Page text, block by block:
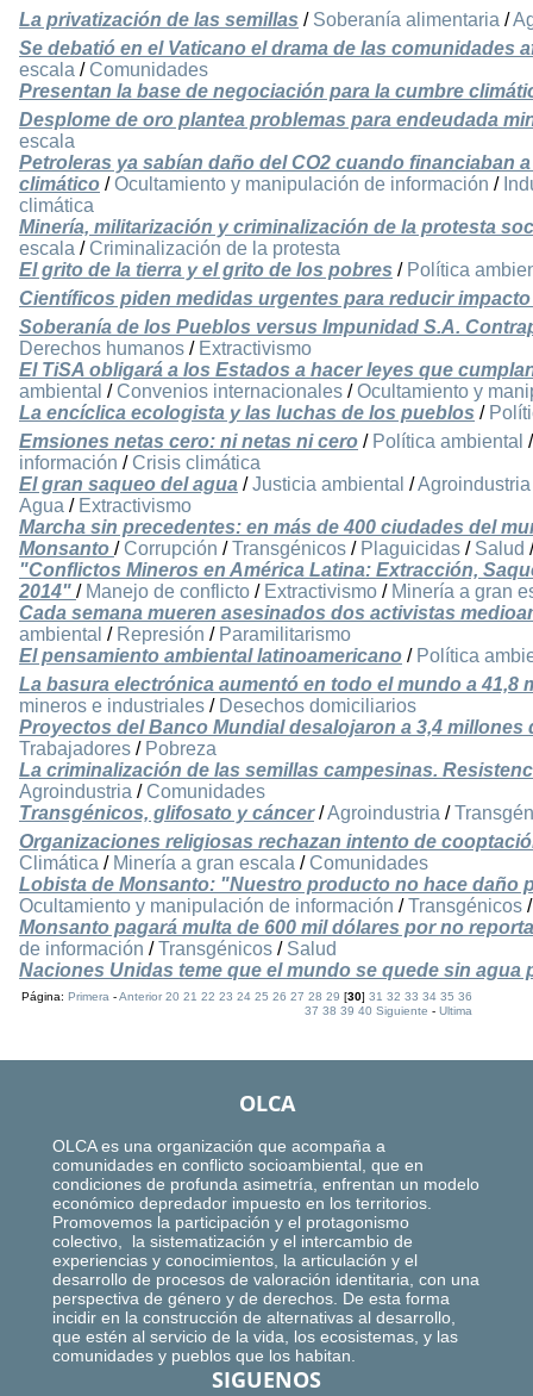
La privatización de las semillas / Soberanía alimentaria /
Se debatió en el Vaticano el drama de las comunidades
escala / Comunidades
Presentan la base de negociación para la cumbre
Desplome de oro plantea problemas para endeudada
escala
Petroleras ya sabían daño del CO2 cuando financiaban
climático /Ocultamiento y manipulación de información /
climática
Minería, militarización y criminalización de la protesta
escala / Criminalización de la protesta
El grito de la tierra y el grito de los pobres / Política
Científicos piden medidas urgentes para reducir
Soberanía de los Pueblos versus Impunidad S.A.
Derechos humanos / Extractivismo
El TiSA obligará a los Estados a hacer leyes que
ambiental / Convenios internacionales /Ocultamiento y
La encíclica ecologista y las luchas de los pueblos /
Emsiones netas cero: ni netas ni cero / Política ambiental
información / Crisis climática
El gran saqueo del agua /Justicia ambiental /Agroindustria
Agua / Extractivismo
Marcha sin precedentes: en más de 400 ciudades del
Monsanto / Corrupción /Transgénicos / Plaguicidas / Salud
"Conflictos Mineros en América Latina: Extracción,
2014" / Manejo de conflicto / Extractivismo / Minería a gran
Cada semana mueren asesinados dos activistas
ambiental / Represión / Paramilitarismo
El pensamiento ambiental latinoamericano / Política
La basura electrónica aumentó en todo el mundo a 41,8
mineros e industriales / Desechos domiciliarios
Proyectos del Banco Mundial desalojaron a 3,4 millones
Trabajadores / Pobreza
La criminalización de las semillas campesinas.
Agroindustria / Comunidades
Transgénicos, glifosato y cáncer/Agroindustria /
Organizaciones religiosas rechazan intento de
Climática / Minería a gran escala / Comunidades
Lobista de Monsanto: "Nuestro producto no hace daño
Ocultamiento y manipulación de información /Transgénicos
Monsanto pagará multa de 600 mil dólares por no
de información /Transgénicos / Salud
Naciones Unidas teme que el mundo se quede sin agua
Página:Primera -Anterior 20 21 22 23 24 25 26 27 28 29 [30]31 32 33 34 35 36
37 38 39 40 Siguiente -Ultima
OLCA
OLCA es una organización que acompaña a
comunidades en conflicto socioambiental, que en
condiciones de profunda asimetría, enfrentan un modelo
económico depredador impuesto en los territorios.
Promovemos la participación y el protagonismo
colectivo, la sistematización y el intercambio de
experiencias y conocimientos, la articulación y el
desarrollo de procesos de valoración identitaria, con una
perspectiva de género y de derechos. De esta forma
incidir en la construcción de alternativas al desarrollo,
que estén al servicio de la vida, los ecosistemas, y las
comunidades y pueblos que los habitan.
SIGUENOS